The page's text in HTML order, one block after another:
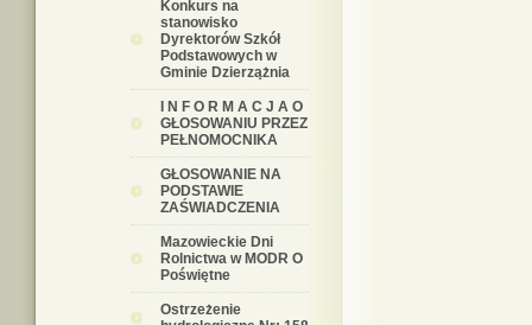
Konkurs na
stanowisko
Dyrektorów Szkół
Podstawowych w
Gminie Dzierzążnia
I N F O R M A C J A O
GŁOSOWANIU PRZEZ
PEŁNOMOCNIKA
GŁOSOWANIE NA
PODSTAWIE
ZAŚWIADCZENIA
Mazowieckie Dni
Rolnictwa w MODR O
Poświętne
Ostrzeżenie